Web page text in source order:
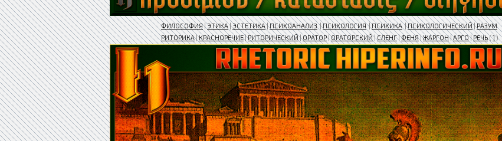
ФИЛОСОФИЯ|ЭТИКА|ЭСТЕТИКА|ПСИХОАНАЛИЗ|ПСИХОЛОГИЯ|ПСИХИКА|ПСИХОЛОГИЧЕСКИЙ|РАЗУМ
РИТОРИКА|КРАСНОРЕЧИЕ|РИТОРИЧЕСКИЙ|ОРАТОР|ОРАТОРСКИЙ|СЛЕНГ|ФЕНЯ|ЖАРГОН|АРГО|РЕЧЬ(1)